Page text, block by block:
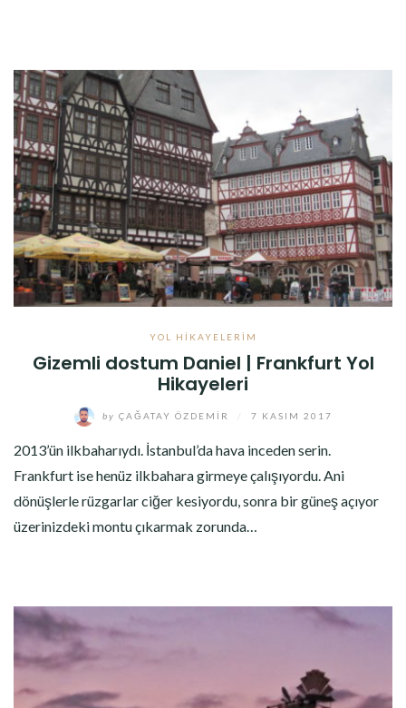
YOL HIKAYELERIM
Gizemli dostum Daniel | Frankfurt Yol
Hikayeleri
by ÇAĞATAY ÖZDEMIR 7 KASIM 2017
2013’ün ilkbaharıydı. İstanbul’da hava inceden serin.
Frankfurt ise henüz ilkbahara girmeye çalışıyordu. Ani
dönüşlerle rüzgarlar ciğer kesiyordu, sonra bir güneş açıyor
üzerinizdeki montu çıkarmak zorunda…